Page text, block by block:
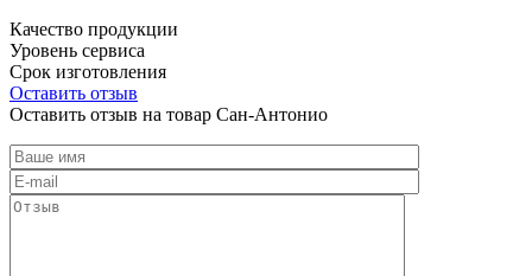
Качество продукции
Уровень сервиса
Срок изготовления
Оставить отзыв
Оставить отзыв на товар Сан-Антонио